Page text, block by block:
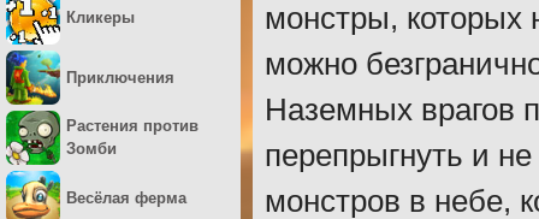
монстры, которых
можно
Наземных врагов
перепрыгнуть и
монстров в небе,
Кликеры
Приключения
Растения против
Зомби
Весёлая ферма